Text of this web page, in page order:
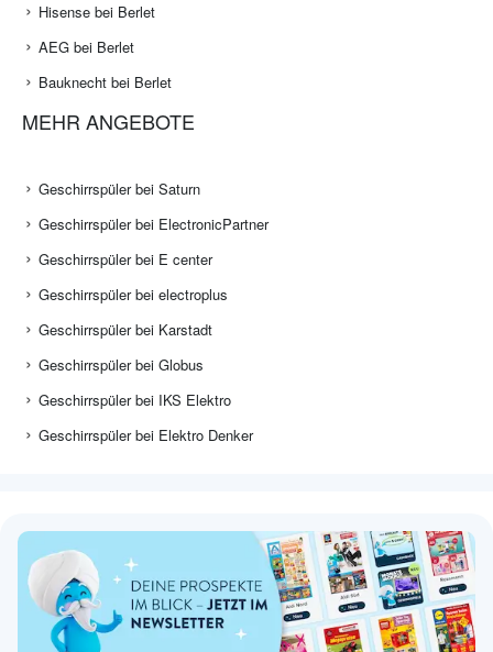
Hisense bei Berlet
AEG bei Berlet
Bauknecht bei Berlet
MEHR ANGEBOTE
Geschirrspüler bei Saturn
Geschirrspüler bei ElectronicPartner
Geschirrspüler bei E center
Geschirrspüler bei electroplus
Geschirrspüler bei Karstadt
Geschirrspüler bei Globus
Geschirrspüler bei IKS Elektro
Geschirrspüler bei Elektro Denker